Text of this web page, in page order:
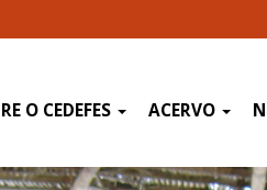
O CEDEFES ACERVO